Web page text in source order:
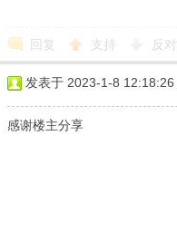
回复 支持 反对
发表于 2023-1-8 12:18:26
感谢楼主分享